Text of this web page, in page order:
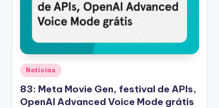
Posted
in
Notícias
83: Meta Movie Gen, festival de APIs,
OpenAI Advanced Voice Mode grátis